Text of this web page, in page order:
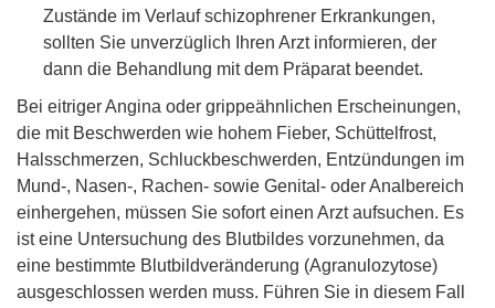
Zustände im Verlauf schizophrener Erkrankungen,
sollten Sie unverzüglich Ihren Arzt informieren, der
dann die Behandlung mit dem Präparat beendet.
Bei eitriger Angina oder grippeähnlichen Erscheinungen,
die mit Beschwerden wie hohem Fieber, Schüttelfrost,
Halsschmerzen, Schluckbeschwerden, Entzündungen im
Mund-, Nasen-, Rachen- sowie Genital- oder Analbereich
einhergehen, müssen Sie sofort einen Arzt aufsuchen. Es
ist eine Untersuchung des Blutbildes vorzunehmen, da
eine bestimmte Blutbildveränderung (Agranulozytose)
ausgeschlossen werden muss. Führen Sie in diesem Fall